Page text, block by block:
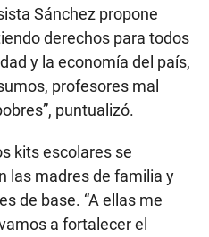
Sánchez propone
derechos para todos
y la economía del país,
profesores mal
puntualizó.
kits escolares se
las madres de familia y
de base. “A ellas me
a fortalecer el